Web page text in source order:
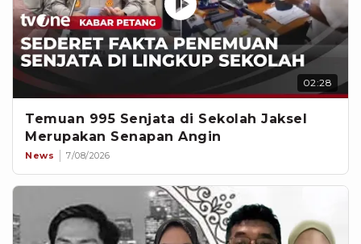
02:28
Temuan 995 Senjata di Sekolah Jaksel
Merupakan Senapan Angin
News 7/08/2026